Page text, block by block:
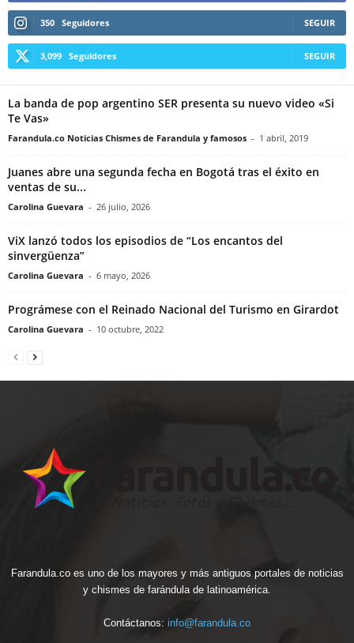
350 Seguidores SEGUIR
3,099 Seguidores SEGUIR
La banda de pop argentino SER presenta su nuevo video «Si
Te Vas»
Farandula.co Noticias Chismes de Farandula y famosos - 1 abril, 2019
Juanes abre una segunda fecha en Bogotá tras el éxito en
ventas de su...
Carolina Guevara - 26 julio, 2026
ViX lanzó todos los episodios de “Los encantos del
sinvergüenza”
Carolina Guevara - 6 mayo, 2026
Prográmese con el Reinado Nacional del Turismo en Girardot
Carolina Guevara - 10 octubre, 2022
Farandula.co es uno de los mayores y más antiguos portales de noticias
y chismes de farándula de latinoamérica.
Contáctanos: info@farandula.co